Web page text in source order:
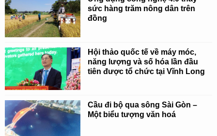
sức hàng trăm nông dân trên
đồng
Hội thảo quốc tế về máy móc,
năng lượng và số hóa lần đầu
tiên được tổ chức tại Vĩnh Long
Cầu đi bộ qua sông Sài Gòn –
Một biểu tượng văn hoá